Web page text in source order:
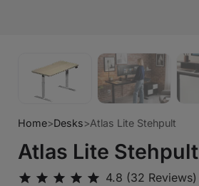
Home>Desks>Atlas Lite Stehpult
Atlas Lite Stehpult